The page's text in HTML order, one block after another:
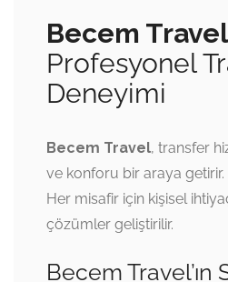
Becem Travel
Profesyonel
Deneyimi
Becem Travel, transfer
ve konforu bir araya getirir.
Her misafir için kişisel
çözümler geliştirilir.
Becem Travel’ın